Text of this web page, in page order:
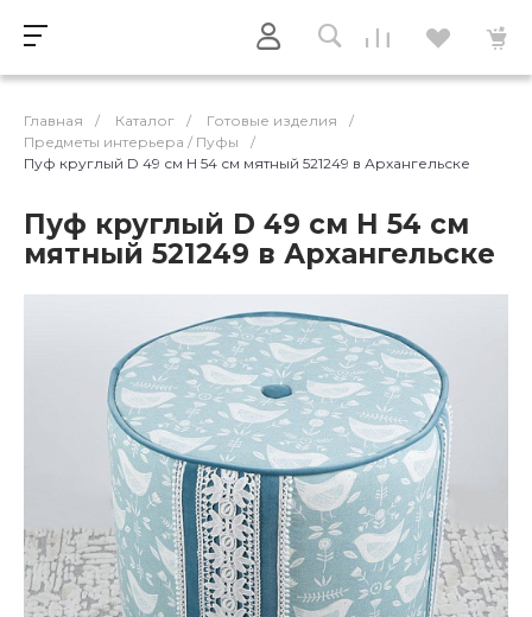
Главная / Каталог / Готовые изделия
/
Предметы интерьера / Пуфы
/
Пуф круглый D 49 см H 54 см мятный 521249 в Архангельске
Пуф круглый D 49 см H 54 см
мятный 521249 в Архангельске